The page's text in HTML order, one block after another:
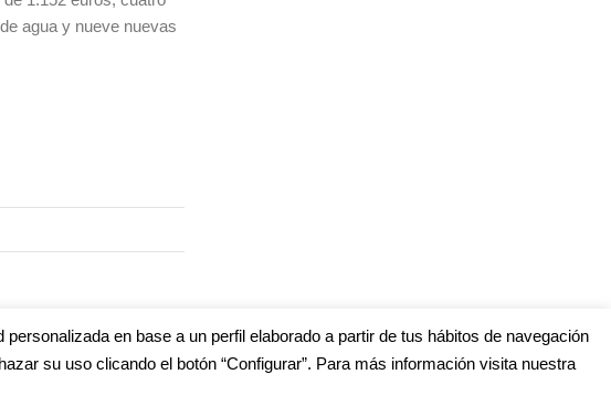
agua y nueve nuevas
de cookies
en base a un perfil elaborado a partir de tus hábitos de navegación
su uso clicando el botón “Configurar”. Para más información visita nuestra